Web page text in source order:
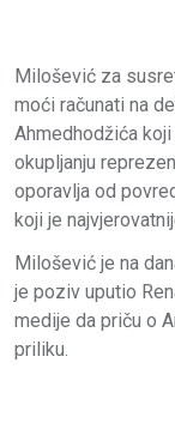
Milošević za
moći računati na
Ahmedhodžića
okupljanju
oporavlja od
koji je
Milošević je na
je poziv uputio
medije da priču o
priliku.